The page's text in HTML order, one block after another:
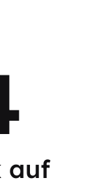
auf